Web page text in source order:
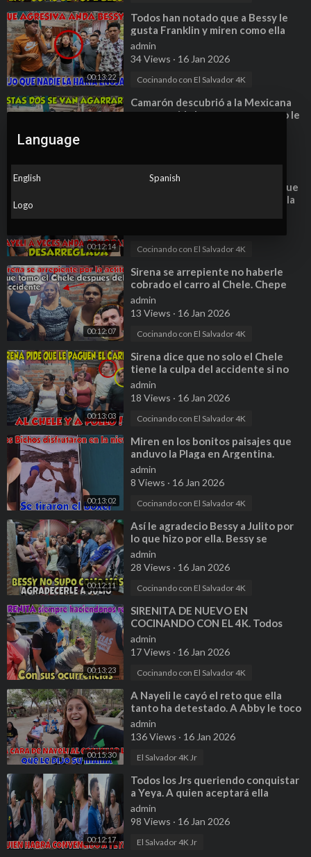
00:13:22
⁣Todos han notado que a Bessy le
gusta Franklin y miren como ella
reacciona. Parte 7
admin
34 Views · 16 Jan 2026
Cocinando con El Salvador 4K
⁣Camarón descubrió a la Mexicana
que no cuida las cosas porque no le
Cocinando con El Salvador 4K
00:12:14
⁣Camarón aconseja a su sobrina que
no se tire a la perdición. Bessy ella
Cocinando con El Salvador 4K
00:12:07
⁣Sirena se arrepiente no haberle
cobrado el carro al Chele. Chepe
paso algo similar. Parte10
admin
13 Views · 16 Jan 2026
Cocinando con El Salvador 4K
00:13:03
⁣Sirena dice que no solo el Chele
tiene la culpa del accidente si no
que también el Pollo. P 11
admin
18 Views · 16 Jan 2026
Cocinando con El Salvador 4K
00:13:02
⁣Miren en los bonitos paisajes que
anduvo la Plaga en Argentina.
Disfrutaron de la nieve. Parte 10
admin
8 Views · 16 Jan 2026
Cocinando con El Salvador 4K
00:12:11
⁣Así le agradecio Bessy a Julito por
lo que hizo por ella. Bessy se
declara soltera nuevamente. P 40
admin
28 Views · 16 Jan 2026
Cocinando con El Salvador 4K
00:13:23
⁣SIRENITA DE NUEVO EN
COCINANDO CON EL 4K. Todos
venian vomitando en los micros.
Parte 1
admin
17 Views · 16 Jan 2026
Cocinando con El Salvador 4K
00:15:30
⁣A Nayeli le cayó el reto que ella
tanto ha detestado. A Abby le toco
huevo. Parte 16
admin
136 Views · 16 Jan 2026
El Salvador 4K Jr
00:12:17
⁣Todos los Jrs queriendo conquistar
a Yeya. A quien aceptará ella
después de presentarse? P 1
admin
98 Views · 16 Jan 2026
El Salvador 4K Jr
Language
English Spanish
Logo